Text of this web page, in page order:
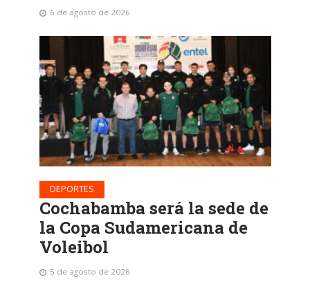
6 de agosto de 2026
DEPORTES
Cochabamba será la sede de
la Copa Sudamericana de
Voleibol
5 de agosto de 2026